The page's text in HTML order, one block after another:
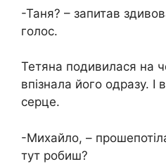
-Таня? – запитав
голос.
Тетяна подивилася на
впізнала його одразу. І
серце.
-Михайло, –
тут робиш?